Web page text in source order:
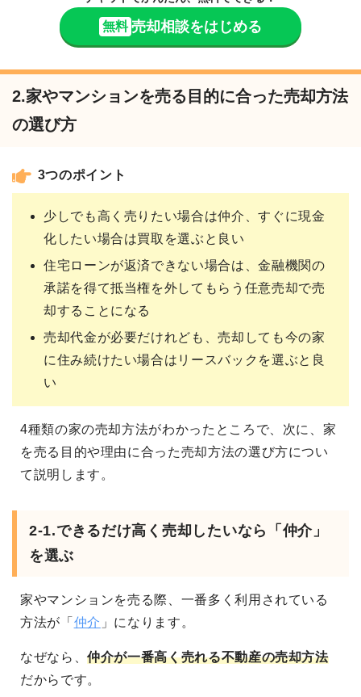
無料 売却相談をはじめる
2.家やマンションを売る目的に合った売却方法
の選び方
3つのポイント
少しでも高く売りたい場合は仲介、すぐに現金
化したい場合は買取を選ぶと良い
住宅ローンが返済できない場合は、金融機関の
承諾を得て抵当権を外してもらう任意売却で売
却することになる
売却代金が必要だけれども、売却しても今の家
に住み続けたい場合はリースバックを選ぶと良
い
4種類の家の売却方法がわかったところで、次に、家
を売る目的や理由に合った売却方法の選び方につい
て説明します。
2-1.できるだけ高く売却したいなら「仲介」
を選ぶ
家やマンションを売る際、一番多く利用されている
方法が「 仲介 」になります。
なぜなら、仲介が一番高く売れる不動産の売却方法
だからです。